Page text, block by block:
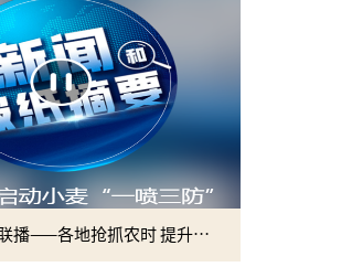
央广全国新闻联播——各地抢抓农时 提升春管效率 夯实夏粮增收基础 (2)